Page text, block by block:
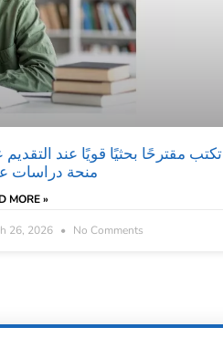
مقترحًا بحثيًا قويًا عند
منحة دراسات
MORE »
26, 2026 No Comments